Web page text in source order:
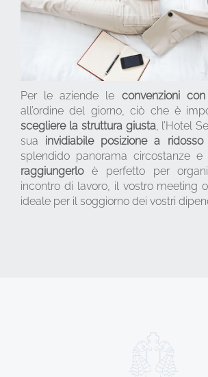
Per le aziende le convenzioni
all’ordine del giorno, ciò che è
scegliere la struttura giusta, l’Hotel
sua invidiabile posizione a
splendido panorama circostanze e
raggiungerloè perfetto per
incontro di lavoro, il vostro meeting
ideale per il soggiorno dei vostri